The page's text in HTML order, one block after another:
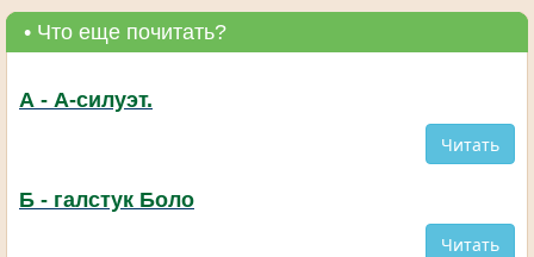
• Что еще почитать?
А - А-силуэт.
Читать
Б - галстук Боло
Читать